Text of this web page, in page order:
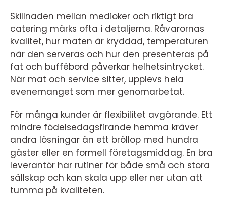
Skillnaden mellan medioker och riktigt bra
catering märks ofta i detaljerna. Råvarornas
kvalitet, hur maten är kryddad, temperaturen
när den serveras och hur den presenteras på
fat och buffébord påverkar helhetsintrycket.
När mat och service sitter, upplevs hela
evenemanget som mer genomarbetat.
För många kunder är flexibilitet avgörande. Ett
mindre födelsedagsfirande hemma kräver
andra lösningar än ett bröllop med hundra
gäster eller en formell företagsmiddag. En bra
leverantör har rutiner för både små och stora
sällskap och kan skala upp eller ner utan att
tumma på kvaliteten.